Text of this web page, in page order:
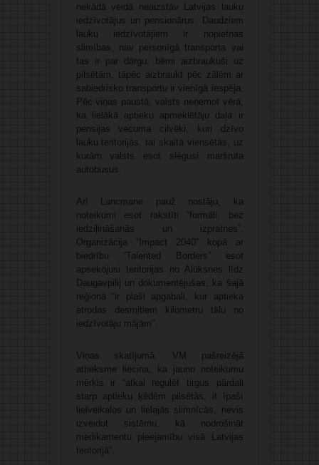
nekādā veidā neaizstāv Latvijas lauku
iedzīvotājus un pensionārus. Daudziem
lauku iedzīvotājiem ir nopietnas
slimības, nav personīgā transporta vai
tas ir par dārgu, bērni aizbraukuši uz
pilsētām, tāpēc aizbraukt pēc zālēm ar
sabiedrisko transportu ir vienīgā iespēja.
Pēc viņas paustā, valsts neņemot vērā,
ka lielākā aptieku apmeklētāju daļa ir
pensijas vecuma cilvēki, kuri dzīvo
lauku teritorijās, tai skaitā viensētās, uz
kurām valsts esot slēgusi maršruta
autobusus.
Arī Lancmane pauž nostāju, ka
noteikumi esot rakstīti “formāli, bez
iedziļināšanās un izpratnes”.
Organizācija “Impact 2040” kopā ar
biedrību “Talented Borders” esot
apsekojusi teritorijas no Alūksnes līdz
Daugavpilij un dokumentējušas, ka šajā
reģionā “ir plaši apgabali, kur aptieka
atrodas desmitiem kilometru tālu no
iedzīvotāju mājām”.
Viņas skatījumā, VM pašreizējā
attieksme liecina, ka jauno noteikumu
mērķis ir “atkal regulēt tirgus pārdali
starp aptieku ķēdēm pilsētās, it īpaši
lielveikalos un lielajās slimnīcās, nevis
izveidot sistēmu, kā nodrošināt
medikamentu pieejamību visā Latvijas
teritorijā”.